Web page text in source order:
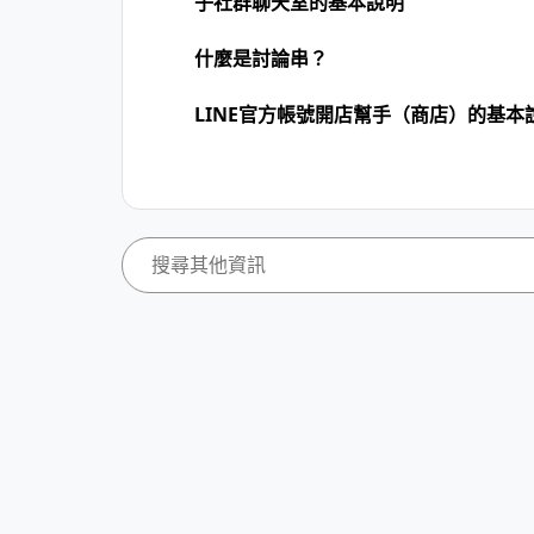
什麼是討論串？
LINE官方帳號開店幫手（商店）的基本